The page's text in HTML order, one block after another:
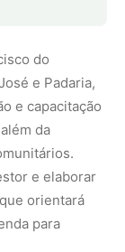
base. “É o
turismo
as
de
consolida a